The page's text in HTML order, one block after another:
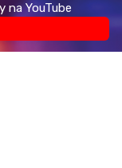
na YouTube